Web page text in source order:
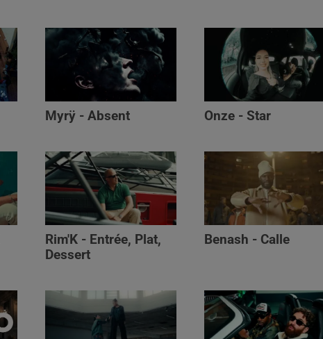
Myrÿ - Absent Onze - Star
Rim'K - Entrée, Plat,
Dessert
Benash - Calle